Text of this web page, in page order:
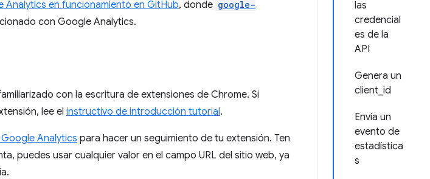
las
credencial
es de la
API
Genera un
client_id
Envía un
evento de
estadística
s
en funcionamiento en GitHub, donde google-
con Google Analytics.
con la escritura de extensiones de Chrome. Si
lee el instructivo de introducción tutorial.
Analytics para hacer un seguimiento de tu extensión. Ten
puedes usar cualquier valor en el campo URL del sitio web, ya